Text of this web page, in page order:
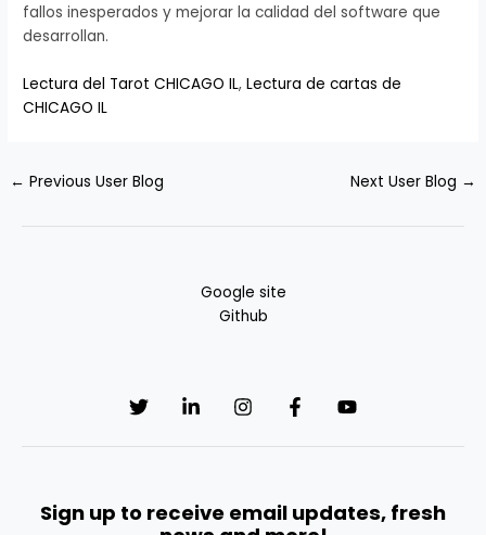
fallos inesperados y mejorar la calidad del software que
desarrollan.
Lectura del Tarot CHICAGO IL,Lectura de cartas de
CHICAGO IL
← Previous User Blog Next User Blog →
Google site
Github
Sign up to receive email updates, fresh